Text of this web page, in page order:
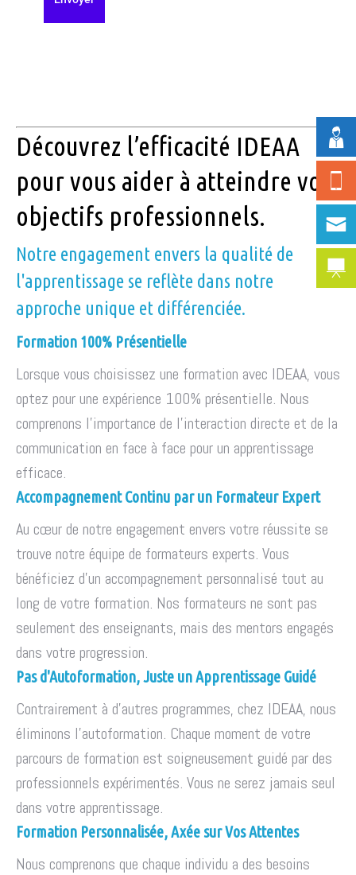
Découvrez l’efficacité IDEAA
pour vous aider à atteindre vos
objectifs professionnels.
Notre engagement envers la qualité de
l'apprentissage se reflète dans notre
approche unique et différenciée.
Formation 100% Présentielle
Lorsque vous choisissez une formation avec IDEAA, vous
optez pour une expérience 100% présentielle. Nous
comprenons l'importance de l'interaction directe et de la
communication en face à face pour un apprentissage
efficace.
Accompagnement Continu par un Formateur Expert
Au cœur de notre engagement envers votre réussite se
trouve notre équipe de formateurs experts. Vous
bénéficiez d'un accompagnement personnalisé tout au
long de votre formation. Nos formateurs ne sont pas
seulement des enseignants, mais des mentors engagés
dans votre progression.
Pas d'Autoformation, Juste un Apprentissage Guidé
Contrairement à d'autres programmes, chez IDEAA, nous
éliminons l'autoformation. Chaque moment de votre
parcours de formation est soigneusement guidé par des
professionnels expérimentés. Vous ne serez jamais seul
dans votre apprentissage.
Formation Personnalisée, Axée sur Vos Attentes
Nous comprenons que chaque individu a des besoins